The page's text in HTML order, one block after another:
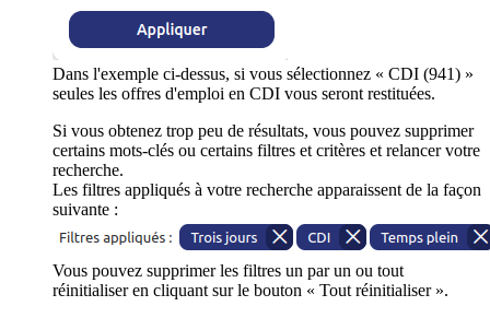
Dans l'exemple ci-dessus, si vous sélectionnez « CDI (941) »
seules les offres d'emploi en CDI vous seront restituées.
Si vous obtenez trop peu de résultats, vous pouvez supprimer
certains mots-clés ou certains filtres et critères et relancer votre
recherche.
Les filtres appliqués à votre recherche apparaissent de la façon
suivante :
Vous pouvez supprimer les filtres un par un ou tout
réinitialiser en cliquant sur le bouton « Tout réinitialiser ».